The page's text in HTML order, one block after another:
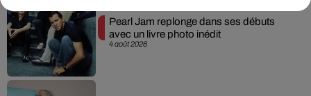
4 août 2026
Pearl Jam replonge dans ses débuts
avec un livre photo inédit